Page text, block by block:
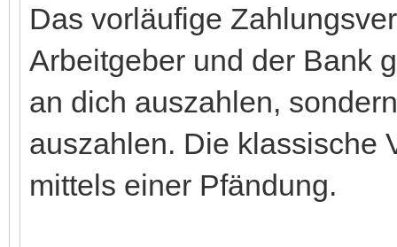
Das vorläufige
Arbeitgeber und der Bank
an dich auszahlen,
auszahlen. Die klassische
mittels einer Pfändung.